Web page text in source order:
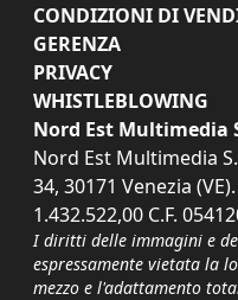
CONDIZIONI DI
GERENZA
PRIVACY
WHISTLEBLOWING
Nord Est Multimedia
Nord Est Multimedia
34, 30171 Venezia
1.432.522,00 C.F.
I diritti delle immagini e
espressamente vietata la
mezzo e l'adattamento